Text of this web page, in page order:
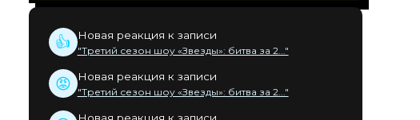
👍 Новая реакция к записи
"Третий сезон шоу «Звезды»: битва за 2..."
😡 Новая реакция к записи
"Третий сезон шоу «Звезды»: битва за 2..."